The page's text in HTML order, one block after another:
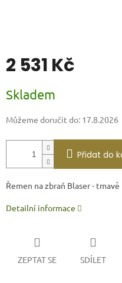
2 531 Kč
cena:
Skladem
Můžeme doručit do: 17.8.2026
Přidat do
Řemen na zbraň Blaser -
Detailní informace
ZEPTAT SE SDÍLET